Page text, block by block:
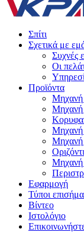
Σπίτι
Σχετικά με
Συχνές
Οι
Προϊόντα
Μηχανή
Μηχανή
Μηχανή
Μηχανή
Μηχανή
Εφαρμογή
Τύποι
Βίντεο
Ιστολόγιο